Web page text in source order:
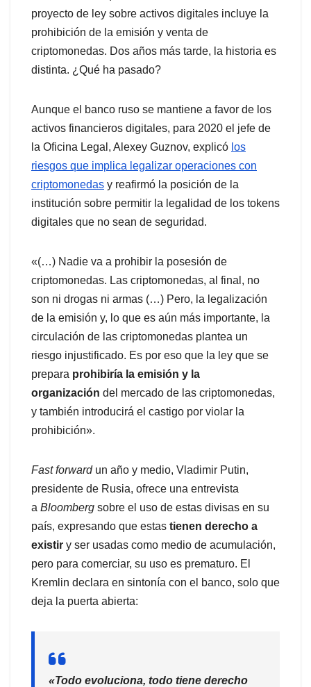
proyecto de ley sobre activos digitales incluye la
prohibición de la emisión y venta de
criptomonedas. Dos años más tarde, la historia es
distinta. ¿Qué ha pasado?
Aunque el banco ruso se mantiene a favor de los
activos financieros digitales, para 2020 el jefe de
la Oficina Legal, Alexey Guznov, explicó los
riesgos que implica legalizar operaciones con
criptomonedas y reafirmó la posición de la
institución sobre permitir la legalidad de los tokens
digitales que no sean de seguridad.
«(…) Nadie va a prohibir la posesión de
criptomonedas. Las criptomonedas, al final, no
son ni drogas ni armas (…) Pero, la legalización
de la emisión y, lo que es aún más importante, la
circulación de las criptomonedas plantea un
riesgo injustificado. Es por eso que la ley que se
prepara prohibiría la emisión y la
organización del mercado de las criptomonedas,
y también introducirá el castigo por violar la
prohibición».
Fast forwardun año y medio, Vladimir Putin,
presidente de Rusia, ofrece una entrevista
a Bloomberg sobre el uso de estas divisas en su
país, expresando que estas tienen derecho a
existir y ser usadas como medio de acumulación,
pero para comerciar, su uso es prematuro. El
Kremlin declara en sintonía con el banco, solo que
deja la puerta abierta:
«Todo evoluciona, todo tiene derecho